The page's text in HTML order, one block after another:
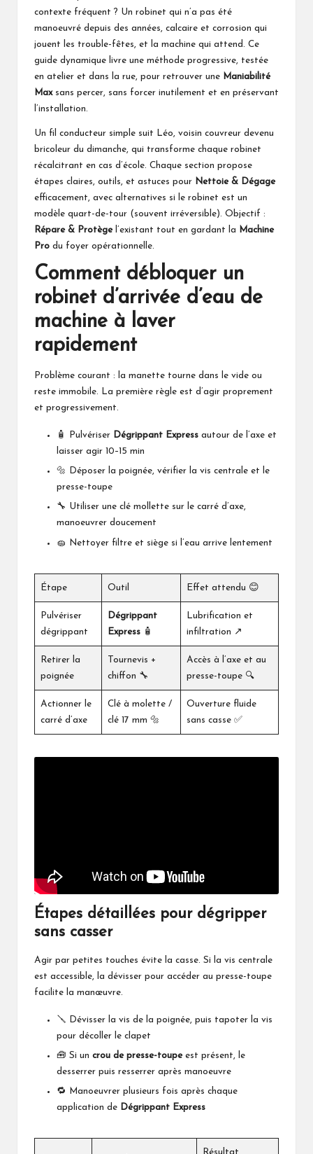
contexte fréquent ? Un robinet qui n’a pas été
manoeuvré depuis des années, calcaire et corrosion qui
jouent les trouble-fêtes, et la machine qui attend. Ce
guide dynamique livre une méthode progressive, testée
en atelier et dans la rue, pour retrouver une Maniabilité
Maxsans percer, sans forcer inutilement et en préservant
l’installation.
Un fil conducteur simple suit Léo, voisin couvreur devenu
bricoleur du dimanche, qui transforme chaque robinet
récalcitrant en cas d’école. Chaque section propose
étapes claires, outils, et astuces pour Nettoie & Dégage
efficacement, avec alternatives si le robinet est un
modèle quart-de-tour (souvent irréversible). Objectif :
Répare & Protègel’existant tout en gardant la
Machine
Pro du foyer opérationnelle.
Comment débloquer un
robinet d’arrivée d’eau de
machine à laver
rapidement
Problème courant : la manette tourne dans le vide ou
reste immobile. La première règle est d’agir proprement
et progressivement.
🧴 Pulvériser Dégrippant Express autour de l’axe et
laisser agir 10–15 min
🔩 Déposer la poignée, vérifier la vis centrale et le
presse-toupe
🔧 Utiliser une clé mollette sur le carré d’axe,
manoeuvrer doucement
🧽 Nettoyer filtre et siège si l’eau arrive lentement
Étape Outil Effet attendu 😊
Pulvériser
dégrippant
Dégrippant
Express 🧴
Lubrification et
infiltration ↗️
Retirer la
poignée
Tournevis +
chiffon 🔧
Accès à l’axe et au
presse-toupe 🔍
Actionner le
carré d’axe
Clé à molette /
clé 17 mm 🔩
Ouverture fluide
sans casse ✅
Étapes détaillées pour dégripper
sans casser
Agir par petites touches évite la casse. Si la vis centrale
est accessible, la dévisser pour accéder au presse-toupe
facilite la manœuvre.
🪛 Dévisser la vis de la poignée, puis tapoter la vis
pour décoller le clapet
🧰 Si un crou de presse-toupeest présent, le
desserrer puis resserrer après manoeuvre
🔁 Manoeuvrer plusieurs fois après chaque
application de Dégrippant Express